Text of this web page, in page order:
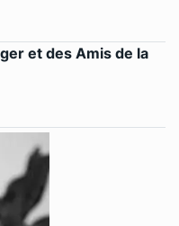
et des Amis de la